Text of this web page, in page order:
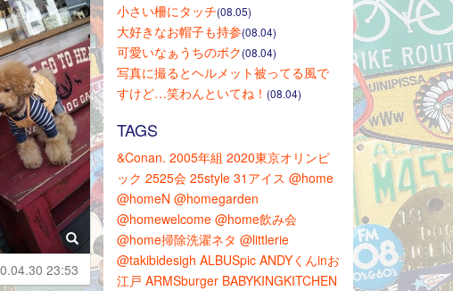
23:53
小さい柵にタッチ(08.05)
大好きなお帽子も持参(08.04)
可愛いなぁうちのボク(08.04)
写真に撮るとヘルメット被ってる風で
すけど…笑わんといてね！ (08.04)
TAGS
&Conan. 2005年組 2020東京オリンピ
ック 2525会 25style 31アイス @home
@homeN @homegarden
@homewelcome @home飲み会
@home掃除洗濯ネタ @littlerie
@takibidesigh ALBUSpic ANDYくんinお
江戸 ARMSburger BABYKINGKITCHEN